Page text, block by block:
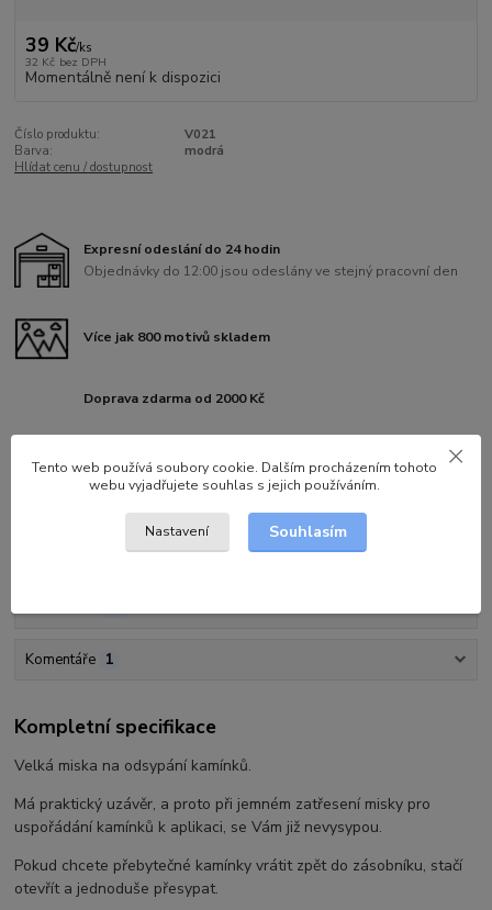
39 Kč/ks
32 Kč bez DPH
Momentálně není k dispozici
Číslo produktu:
V021
Barva:
modrá
Hlídat cenu / dostupnost
Expresní odeslání do 24 hodin
Objednávky do 12:00 jsou odeslány ve stejný pracovní den
Více jak 800 motivů skladem
Doprava zdarma od 2000 Kč
Komentáře 1
Kompletní specifikace
Velká miska na odsypání kamínků.
Má praktický uzávěr, a proto při jemném zatřesení misky pro
uspořádání kamínků k aplikaci, se Vám již nevysypou.
Pokud chcete přebytečné kamínky vrátit zpět do zásobníku, stačí
otevřít a jednoduše přesypat.
Tento web používá soubory cookie. Dalším procházením tohoto
webu vyjadřujete souhlas s jejich používáním.
Nastavení Souhlasím